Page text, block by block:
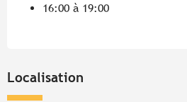
16:00 à 19:00
Localisation